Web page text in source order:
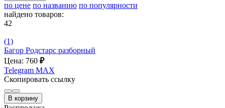
по цене по названию по популярности
найдено товаров:
42
(1)
Багор Родстарс разборный
Цена: 760 ₽
Telegram MAX
Скопировать ссылку
В корзину